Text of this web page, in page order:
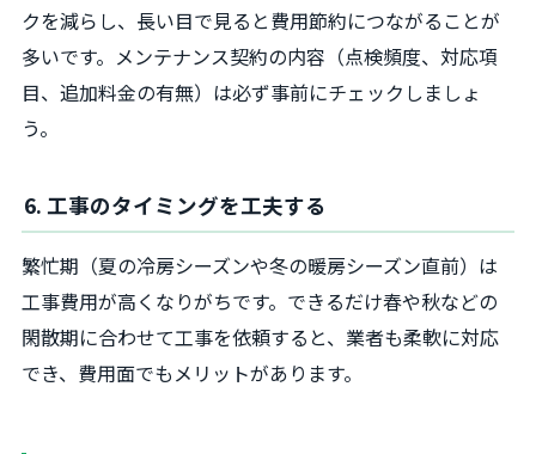
クを減らし、長い目で見ると費用節約につながることが
多いです。メンテナンス契約の内容（点検頻度、対応項
目、追加料金の有無）は必ず事前にチェックしましょ
う。
6. 工事のタイミングを工夫する
繁忙期（夏の冷房シーズンや冬の暖房シーズン直前）は
工事費用が高くなりがちです。できるだけ春や秋などの
閑散期に合わせて工事を依頼すると、業者も柔軟に対応
でき、費用面でもメリットがあります。